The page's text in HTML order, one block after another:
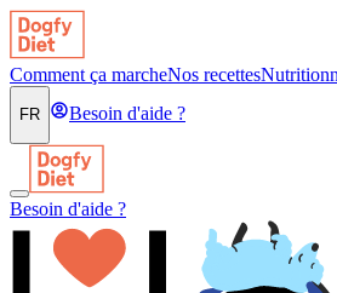
Comment ça marcheNos recettes
FR Besoin d'aide ?
Besoin d'aide ?